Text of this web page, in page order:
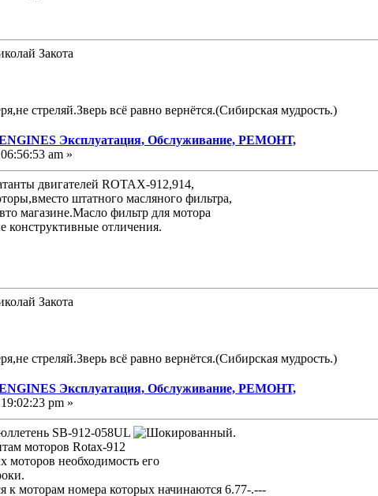
Закота
стреляй.Зверь всё равно вернётся.(Сибирская мудрость.)
Эксплуатация, Обслуживание, РЕМОНТ,
am »
двигателей ROTAX-912,914,
штатного масляного фильтра,
магазине.Масло фильтр для мотора
конструктивные отличения.
Закота
стреляй.Зверь всё равно вернётся.(Сибирская мудрость.)
Эксплуатация, Обслуживание, РЕМОНТ,
pm »
SB-912-058UL
.
моторов Rotax-912
моторов необходимость его
к моторам номера которых начинаются 6.77-.---